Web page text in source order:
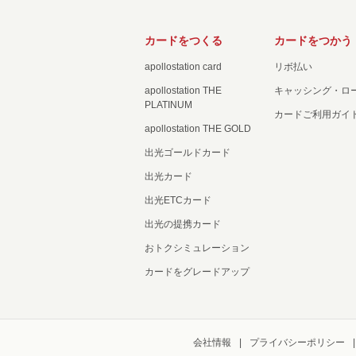
カードをつくる
apollostation card
apollostation THE
PLATINUM
apollostation THE GOLD
出光ゴールドカード
出光カード
出光ETCカード
出光の提携カード
おトクシミュレーション
カードをグレードアップ
カードをつかう
リボ払い
キャッシング・ロ
カードご利用ガイ
会社情報 プライバシーポリシー